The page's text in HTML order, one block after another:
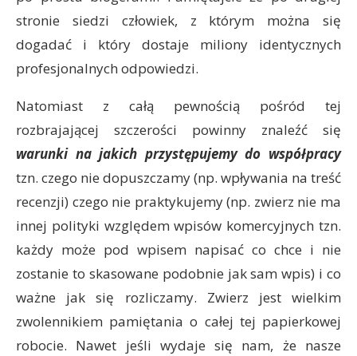
stronie siedzi człowiek, z którym można się
dogadać i który dostaje miliony identycznych
profesjonalnych odpowiedzi.
Natomiast z całą pewnością pośród tej
rozbrajającej szczerości powinny znaleźć się
warunki na jakich przystępujemy do współpracy
tzn. czego nie dopuszczamy (np. wpływania na treść
recenzji) czego nie praktykujemy (np. zwierz nie ma
innej polityki względem wpisów komercyjnych tzn.
każdy może pod wpisem napisać co chce i nie
zostanie to skasowane podobnie jak sam wpis) i co
ważne jak się rozliczamy. Zwierz jest wielkim
zwolennikiem pamiętania o całej tej papierkowej
robocie. Nawet jeśli wydaje się nam, że nasze